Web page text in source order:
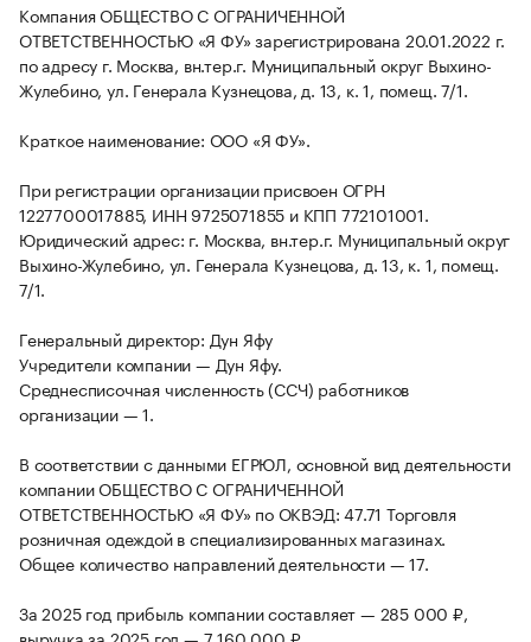
Компания ОБЩЕСТВО С ОГРАНИЧЕННОЙ
ОТВЕТСТВЕННОСТЬЮ «Я ФУ» зарегистрирована 20.01.2022 г.
по адресу г. Москва, вн.тер.г. Муниципальный округ Выхино-
Жулебино, ул. Генерала Кузнецова, д. 13, к. 1, помещ. 7/1.
Краткое наименование: ООО «Я ФУ».
При регистрации организации присвоен ОГРН
1227700017885, ИНН 9725071855 и КПП 772101001.
Юридический адрес: г. Москва, вн.тер.г. Муниципальный округ
Выхино-Жулебино, ул. Генерала Кузнецова, д. 13, к. 1, помещ.
7/1.
Генеральный директор: Дун Яфу
Учредители компании — Дун Яфу.
Среднесписочная численность (ССЧ) работников
организации — 1.
В соответствии с данными ЕГРЮЛ, основной вид деятельности
компании ОБЩЕСТВО С ОГРАНИЧЕННОЙ
ОТВЕТСТВЕННОСТЬЮ «Я ФУ» по ОКВЭД: 47.71 Торговля
розничная одеждой в специализированных магазинах.
Общее количество направлений деятельности — 17.
За 2025 год прибыль компании составляет — 285 000 ₽,